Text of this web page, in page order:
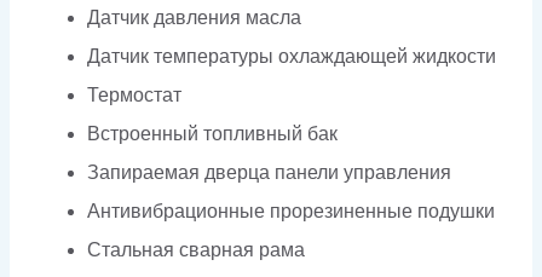
Датчик давления масла
Датчик температуры охлаждающей жидкости
Термостат
Встроенный топливный бак
Запираемая дверца панели управления
Антивибрационные прорезиненные подушки
Стальная сварная рама